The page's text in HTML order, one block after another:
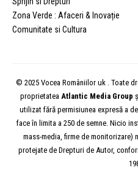
Zona Verde : Afaceri & Inovație
Comunitate si Cultura
© 2025 Vocea Româniilor uk . Toate
proprietatea Atlantic Media Group
utilizat fără permisiunea expresă a
face în limita a 250 de semne. Nicio
mass-media, firme de
protejate de Drepturi de Autor,